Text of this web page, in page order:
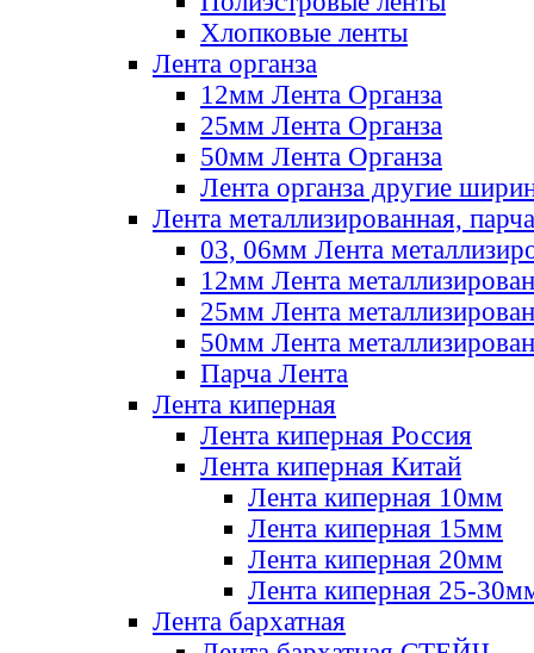
Хлопковые ленты
Лента органза
12мм Лента Органза
25мм Лента Органза
50мм Лента Органза
Лента органза другие
Лента металлизированная, парча
03, 06мм Лента
12мм Лента
25мм Лента
50мм Лента
Парча Лента
Лента киперная
Лента киперная Россия
Лента киперная Китай
Лента киперная 10мм
Лента киперная 15мм
Лента киперная 20мм
Лента киперная 25-
Лента бархатная